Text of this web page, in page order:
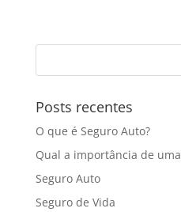
Posts recentes
O que é Seguro Auto?
Qual a importância de
Seguro Auto
Seguro de Vida